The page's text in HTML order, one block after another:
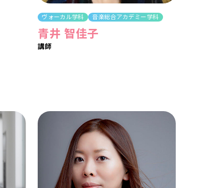
ヴォーカル学科 音楽総合アカデミー学科
青井 智佳子
講師